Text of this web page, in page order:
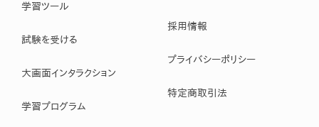
学習ツール
試験を受ける
大画面インタラクション
学習プログラム
採用情報
プライバシーポリシー
特定商取引法